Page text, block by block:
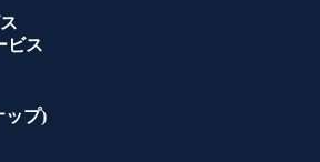
ビス
ップ)